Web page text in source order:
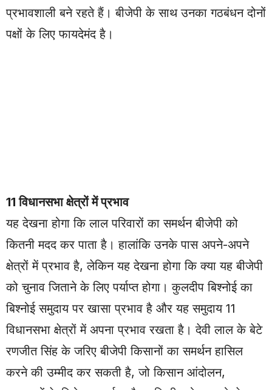
प्रभावशाली बने रहते हैं। बीजेपी के साथ उनका गठबंधन दोनों
पक्षों के लिए फायदेमंद है।
11 विधानसभा क्षेत्रों में प्रभाव
यह देखना होगा कि लाल परिवारों का समर्थन बीजेपी को
कितनी मदद कर पाता है। हालांकि उनके पास अपने-अपने
क्षेत्रों में प्रभाव है, लेकिन यह देखना होगा कि क्या यह बीजेपी
को चुनाव जिताने के लिए पर्याप्त होगा। कुलदीप बिश्नोई का
बिश्नोई समुदाय पर खासा प्रभाव है और यह समुदाय 11
विधानसभा क्षेत्रों में अपना प्रभाव रखता है। देवी लाल के बेटे
रणजीत सिंह के जरिए बीजेपी किसानों का समर्थन हासिल
करने की उम्मीद कर सकती है, जो किसान आंदोलन,